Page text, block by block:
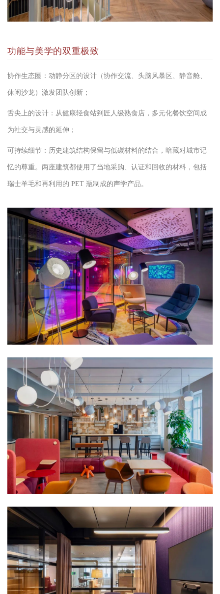
功能与美学的双重极致
协作生态圈：动静分区的设计（协作交流、头脑风暴区、静音舱、
休闲沙龙）激发团队创新；
舌尖上的设计：从健康轻食站到匠人级熟食店，多元化餐饮空间成
为社交与灵感的延伸；
可持续细节：历史建筑结构保留与低碳材料的结合，暗藏对城市记
忆的尊重。两座建筑都使用了当地采购、认证和回收的材料，包括
瑞士羊毛和再利用的 PET 瓶制成的声学产品。